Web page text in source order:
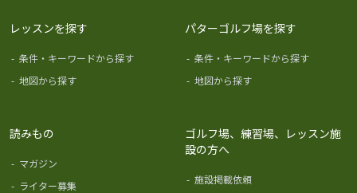
レッスンを探す
- 条件・キーワードから探す
- 地図から探す
パターゴルフ場を探す
- 条件・キーワードから探す
- 地図から探す
読みもの
- マガジン
- ライター募集
ゴルフ場、練習場、レッスン施
設の方へ
- 施設掲載依頼